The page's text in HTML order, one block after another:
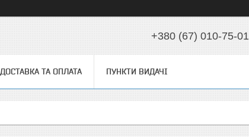
+380 (67) 010-75-01
ДОСТАВКА ТА ОПЛАТА ПУНКТИ ВИДАЧІ